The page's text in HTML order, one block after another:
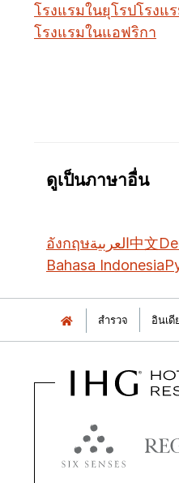
โรงแรมในยุโรปโรงแ
โรงแรมในแอฟริกา
ดูเป็นภาษาอื่น
อังกฤษالعربية中文
Bahasa Indonesia
สำรวจ อินเดี